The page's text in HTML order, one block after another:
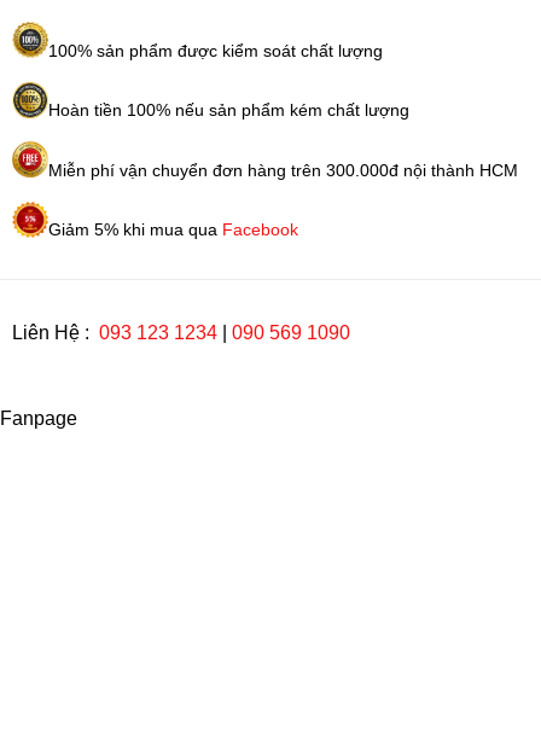
Zinc
viên
số
lượng
100% sản phẩm được kiểm soát chất lượng
Hoàn tiền 100% nếu sản phẩm kém chất lượng
Miễn phí vận chuyển đơn hàng trên 300.000đ nội thành HCM
Giảm 5% khi mua qua Facebook
Liên Hệ : 093 123 1234 090 569 1090
Fanpage